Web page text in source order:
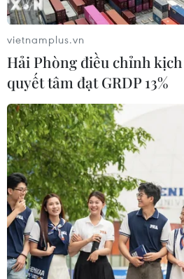
Phương Tây sẽ tự hủy
chính sách năng lượng
11/06/2019 08:34
Theo mạng tin eurasiareview,
chứng kiến phương Tây - đứng
châu Âu - tự hại chính mình qua
vietnamplus.vn
Hải Phòng điều chỉnh
quyết tâm đạt GRDP 13%